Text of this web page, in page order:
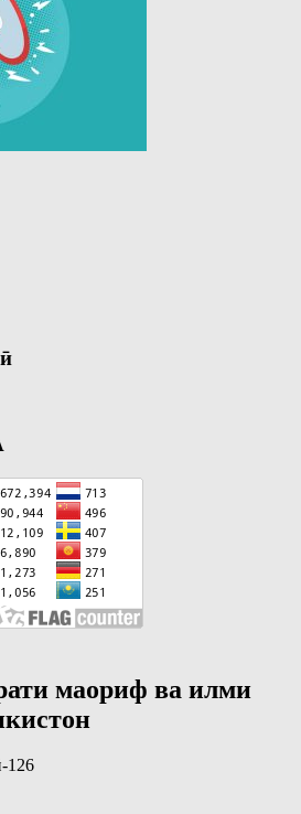
маориф ва илми
126